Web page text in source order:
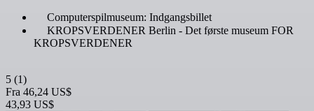
Computerspilmuseum: Indgangsbillet
KROPSVERDENER Berlin - Det første museum FOR
KROPSVERDENER
5 (1)
Fra 46,24 US$
43,93 US$